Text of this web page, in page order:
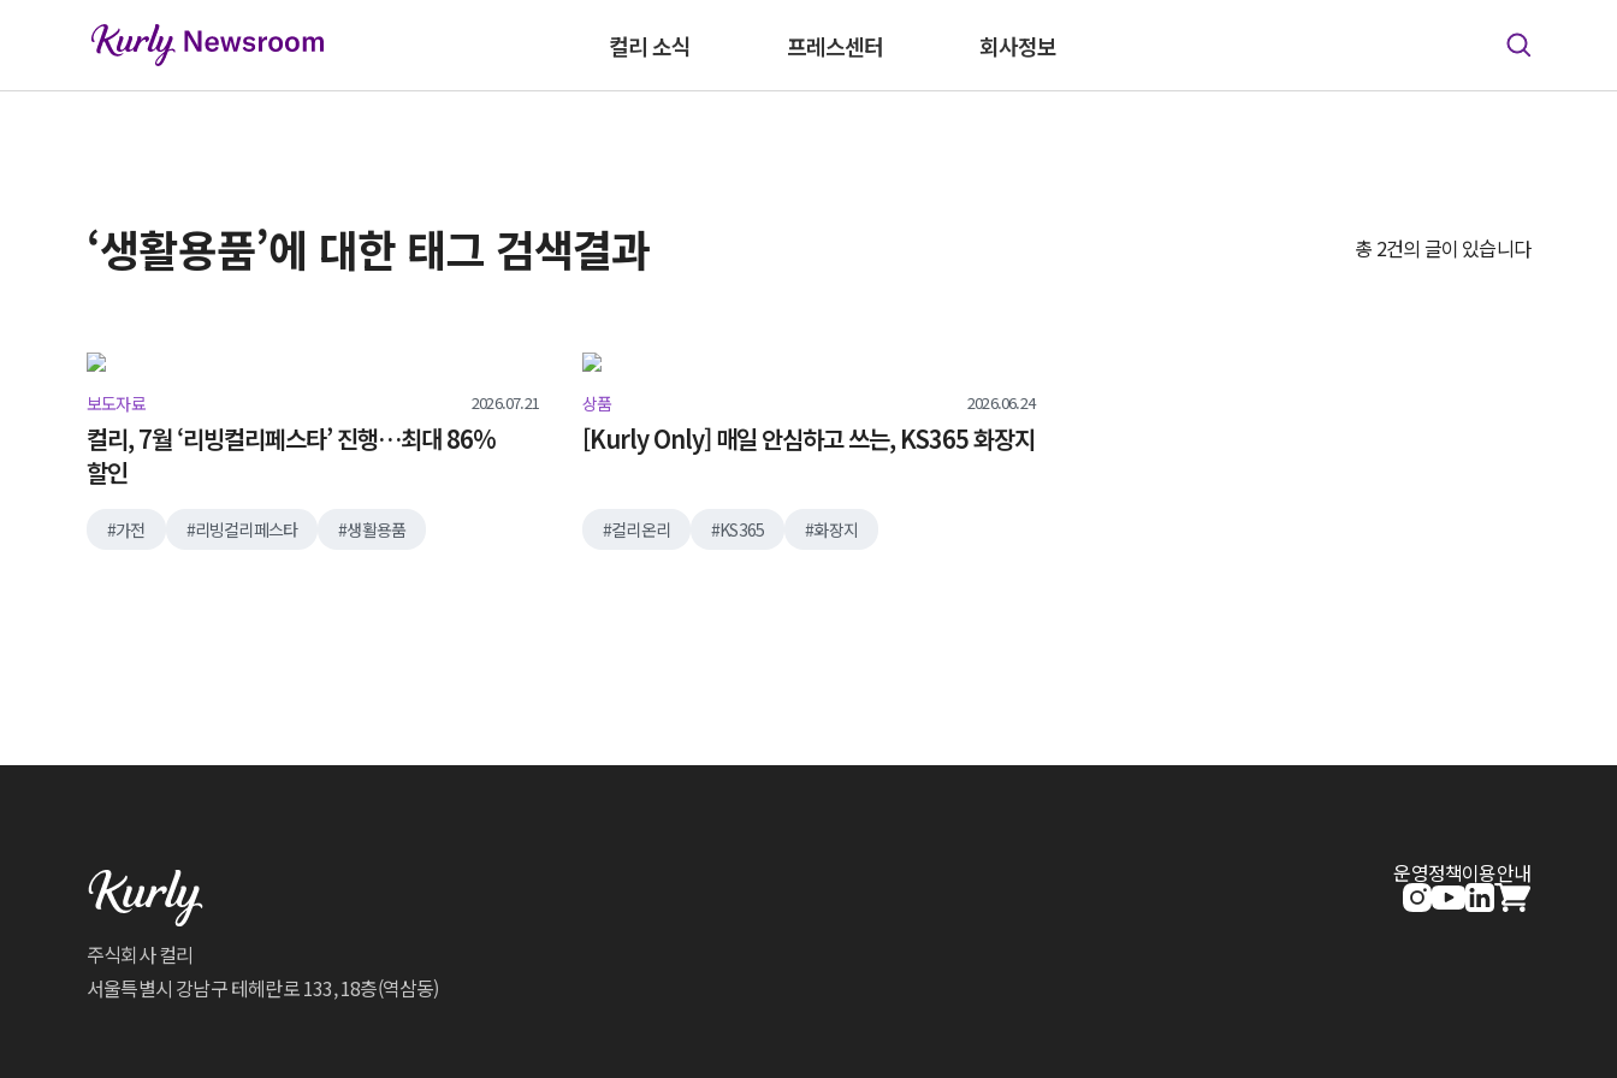
컬리 소식 프레스센터 회사정보
‘생활용품’에 대한 태그 검색결과 총 2건의 글이 있습니다
보도자료 2026.07.21
컬리, 7월 ‘리빙컬리페스타’ 진행…최대 86%
할인
가전 리빙컬리페스타 생활용품
상품 2026.06.24
[Kurly Only] 매일 안심하고 쓰는, KS365 화장지
컬리온리 KS365 화장지
주식회사 컬리
서울특별시 강남구 테헤란로 133, 18층(역삼동)
운영정책이용안내